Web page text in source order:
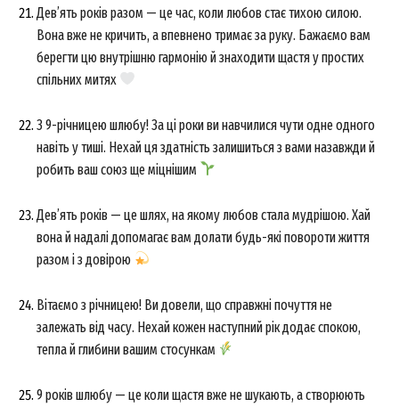
Дев’ять років разом — це час, коли любов стає тихою силою.
Вона вже не кричить, а впевнено тримає за руку. Бажаємо вам
берегти цю внутрішню гармонію й знаходити щастя у простих
спільних митях
З 9-річницею шлюбу! За ці роки ви навчилися чути одне одного
навіть у тиші. Нехай ця здатність залишиться з вами назавжди й
робить ваш союз ще міцнішим
Дев’ять років — це шлях, на якому любов стала мудрішою. Хай
вона й надалі допомагає вам долати будь-які повороти життя
разом і з довірою
Вітаємо з річницею! Ви довели, що справжні почуття не
залежать від часу. Нехай кожен наступний рік додає спокою,
тепла й глибини вашим стосункам
9 років шлюбу — це коли щастя вже не шукають, а створюють